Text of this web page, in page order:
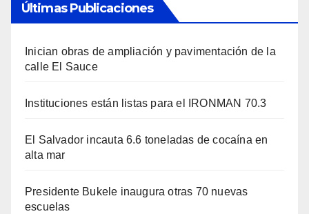
Últimas Publicaciones
Inician obras de ampliación y pavimentación de la
calle El Sauce
Instituciones están listas para el IRONMAN 70.3
El Salvador incauta 6.6 toneladas de cocaína en
alta mar
Presidente Bukele inaugura otras 70 nuevas
escuelas